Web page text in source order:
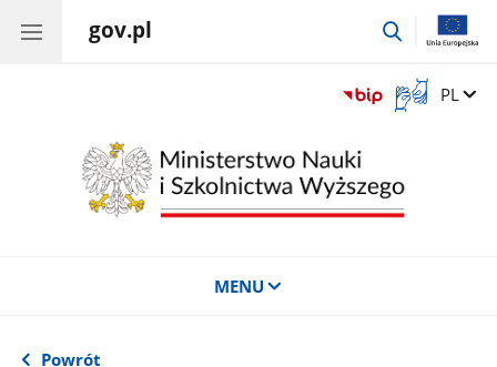
gov.pl
przejdź
Otwórz
okno
języka
migowego
Zmień
PL
MENU
Powrót